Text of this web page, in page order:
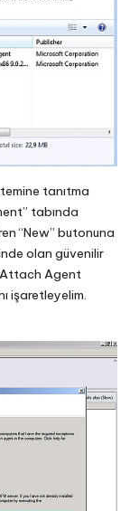
tanıtma
tabında
“New” butonuna
olan güvenilir
Agent
işaretleyelim.